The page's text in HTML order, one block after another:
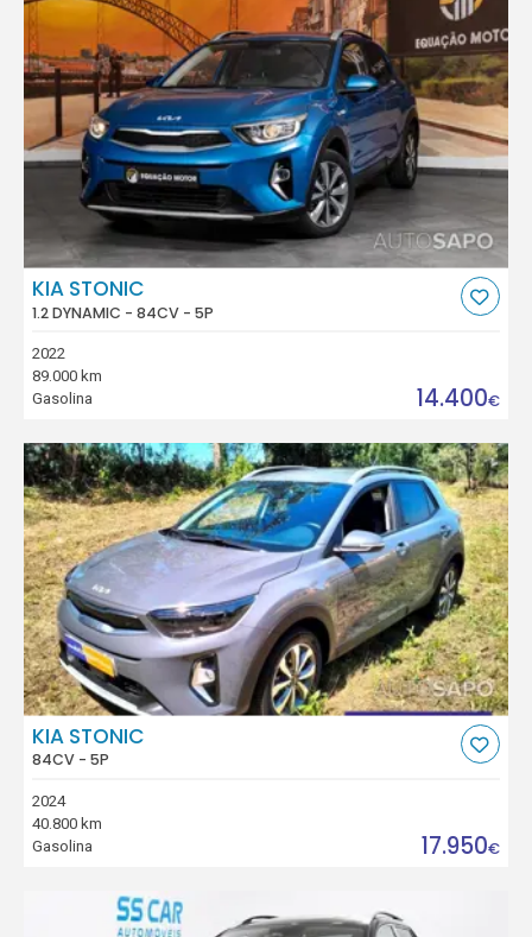
KIA STONIC
1.2 DYNAMIC - 84CV - 5P
2022
89.000 km
Gasolina
14.400€
KIA STONIC
84CV - 5P
2024
40.800 km
Gasolina
17.950€